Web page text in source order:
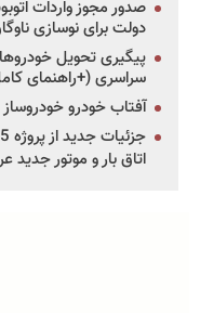
دولت برای نوسازی
پیگیری تحویل
سراسری (+راهنمای
آفتاب خودرو
اتاق بار و موتور